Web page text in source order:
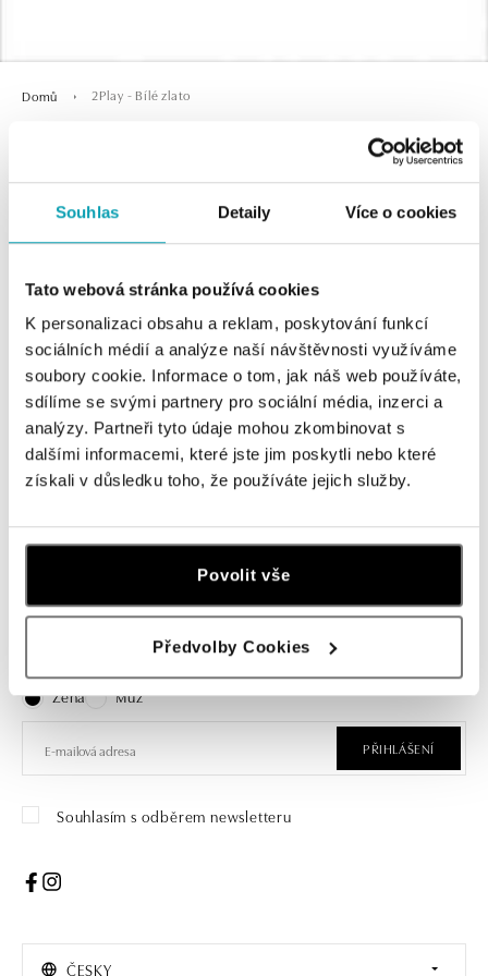
Souhlas Detaily Více o cookies
Tato webová stránka používá cookies
K personalizaci obsahu a reklam, poskytování funkcí
sociálních médií a analýze naší návštěvnosti využíváme
soubory cookie. Informace o tom, jak náš web používáte,
sdílíme se svými partnery pro sociální média, inzerci a
analýzy. Partneři tyto údaje mohou zkombinovat s
dalšími informacemi, které jste jim poskytli nebo které
získali v důsledku toho, že používáte jejich služby.
Povolit vše
Předvolby Cookies
Domů 2Play - Bílé zlato
0 z 0 produktů
V katalogu nejsou žádné produkty.
Přihlaste se k odběru newsletteru
Objevte nejnovější kolekce, novinky a exkluzivní produkty.
Žena
Muž
PŘIHLÁŠENÍ
Souhlasím s odběrem newsletteru
ČESKY